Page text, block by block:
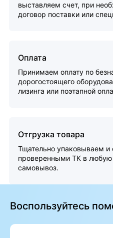
выставляем счет, при
договор поставки или
Оплата
Принимаем оплату по
дорогостоящего
лизинга или поэтапной
Отгрузка товара
Тщательно упаковываем и
проверенными ТК в любую
самовывоз.
Воспользуйтесь